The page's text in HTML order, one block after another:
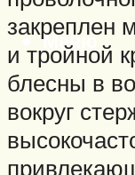
Меню
закреплен
и тройной
блесны в
вокруг